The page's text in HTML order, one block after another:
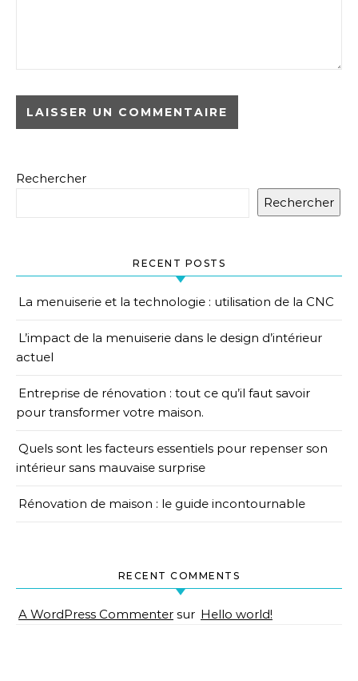
Rechercher
Rechercher
RECENT POSTS
La menuiserie et la technologie : utilisation de la CNC
L’impact de la menuiserie dans le design d’intérieur
actuel
Entreprise de rénovation : tout ce qu’il faut savoir
pour transformer votre maison.
Quels sont les facteurs essentiels pour repenser son
intérieur sans mauvaise surprise
Rénovation de maison : le guide incontournable
RECENT COMMENTS
A WordPress Commenter sur Hello world!